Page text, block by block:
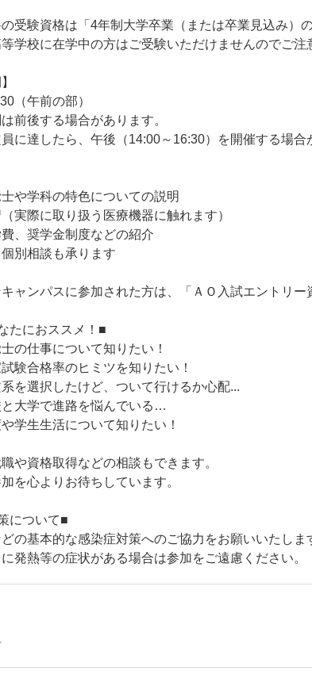
受験資格は「4年制大学卒業（または卒業見込み）の
学校に在学中の方はご受験いただけませんのでご注
（午前の部）
前後する場合があります。
に達したら、午後（14:00～16:30）を開催する場合
や学科の特色についての説明
実際に取り扱う医療機器に触れます）
、奨学金制度などの紹介
別相談も承ります
ャンパスに参加された方は、「ＡＯ入試エントリー
たにおススメ！■
の仕事について知りたい！
験合格率のヒミツを知りたい！
を選択したけど、ついて行けるか心配...
大学で進路を悩んでいる…
学生生活について知りたい！
や資格取得などの相談もできます。
を心よりお待ちしています。
について■
の基本的な感染症対策へのご協力をお願いいたしま
発熱等の症状がある場合は参加をご遠慮ください。